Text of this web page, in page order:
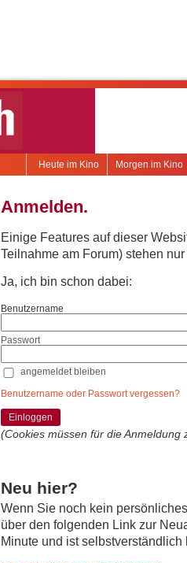
Morgen im Kino
Heute im Kino
Anmelden.
Einige Features auf dieser
Teilnahme am Forum) stehen
Ja, ich bin schon dabei:
Benutzername
Passwort
angemeldet bleiben
Benutzername oder Passwort vergessen?
Einloggen
(Cookies müssen für die Anmeldung
Neu hier?
Wenn Sie noch kein
über den folgenden Link zur
Minute und ist selbstverständlich